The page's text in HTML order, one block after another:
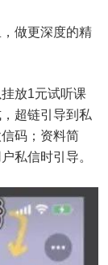
做更深度的精
放1元试听课
超链引导到私
码；资料简
私信时引导。